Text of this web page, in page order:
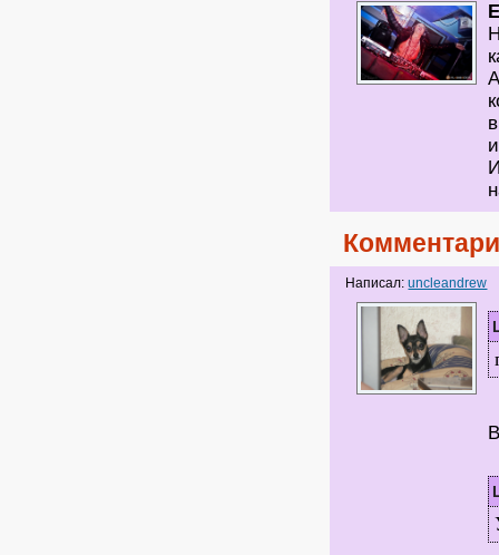
Написал:uncleandrew